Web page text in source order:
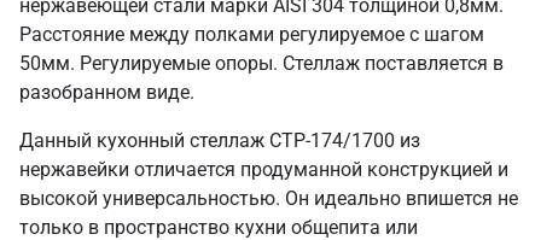
нержавеющей стали марки AISI 304 толщиной 0,8мм.
Расстояние между полками регулируемое с шагом
50мм. Регулируемые опоры. Стеллаж поставляется в
разобранном виде.
Данный кухонный стеллаж СТР-174/1700 из
нержавейки отличается продуманной конструкцией и
высокой универсальностью. Он идеально впишется не
только в пространство кухни общепита или